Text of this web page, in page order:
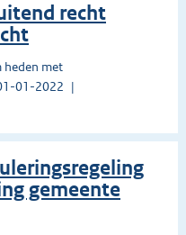
recht
met
01-2022
gemeente